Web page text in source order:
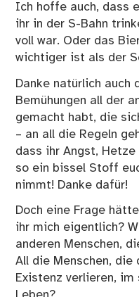
Ich hoffe auch, dass
ihr in der S-Bahn
voll war. Oder das
wichtiger ist als der
Danke natürlich auch
Bemühungen all der
gemacht habt, die
– an all die Regeln
dass ihr Angst,
so ein bissel Stoff
nimmt! Danke dafür!
Doch eine Frage
ihr mich eigentlich?
anderen Menschen,
All die Menschen, die
Existenz verlieren,